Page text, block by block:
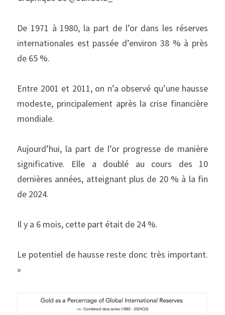
De 1971 à 1980, la part de l’or dans les réserves
internationales est passée d’environ 38 % à près
de 65 %.
Entre 2001 et 2011, on n’a observé qu’une hausse
modeste, principalement après la crise financière
mondiale.
Aujourd’hui, la part de l’or progresse de manière
significative. Elle a doublé au cours des 10
dernières années, atteignant plus de 20 % à la fin
de 2024.
Il y a 6 mois, cette part était de 24 %.
Le potentiel de hausse reste donc très important.
»